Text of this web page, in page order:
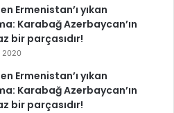
Ermenistan’ı yıkan
Karabağ Azerbaycan’ın
bir parçasıdır!
2020
Ermenistan’ı yıkan
Karabağ Azerbaycan’ın
bir parçasıdır!